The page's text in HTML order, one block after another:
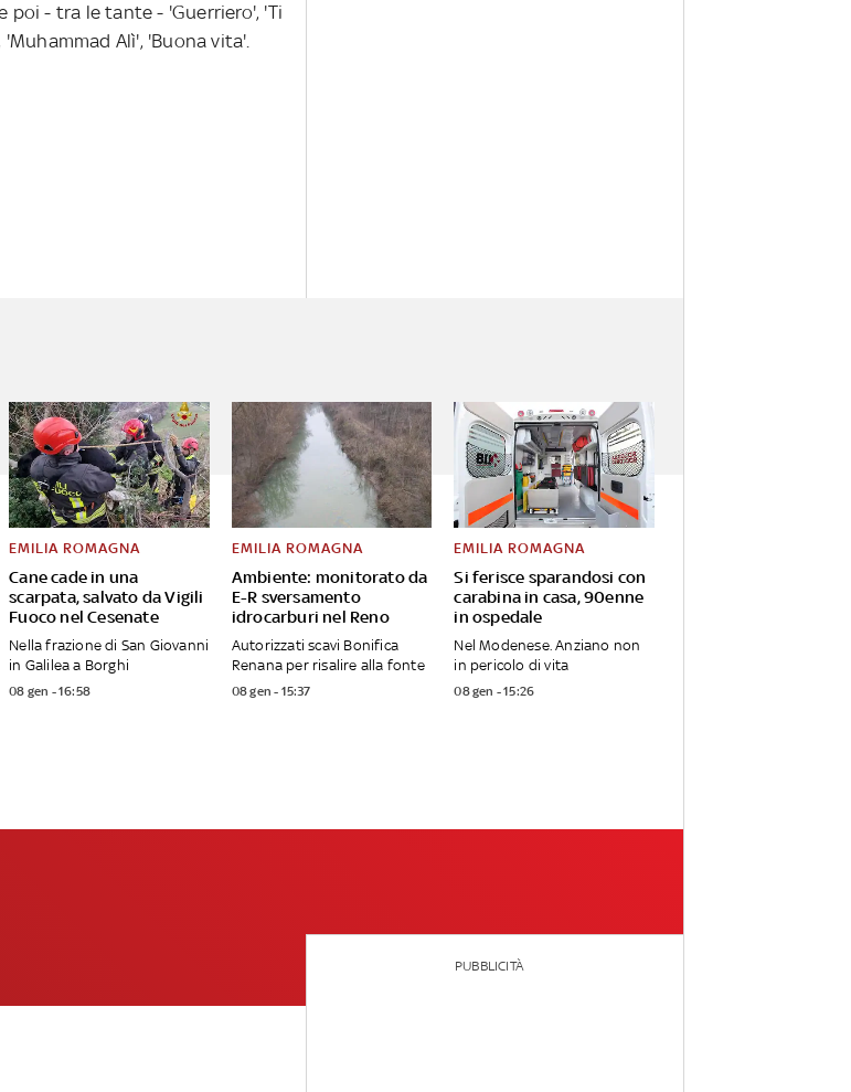
poi - tra le tante - 'Guerriero', 'Ti
Alì', 'Buona vita'.
Cane cade in una
scarpata, salvato da Vigili
Fuoco nel Cesenate
EMILIA ROMAGNA
Nella frazione di San Giovanni
in Galilea a Borghi
08 gen - 16:58
Ambiente: monitorato da
E-R sversamento
idrocarburi nel Reno
EMILIA ROMAGNA
Autorizzati scavi Bonifica
Renana per risalire alla fonte
08 gen - 15:37
Si ferisce sparandosi con
carabina in casa, 90enne
in ospedale
EMILIA ROMAGNA
Nel Modenese. Anziano non
in pericolo di vita
08 gen - 15:26
PUBBLICITÀ